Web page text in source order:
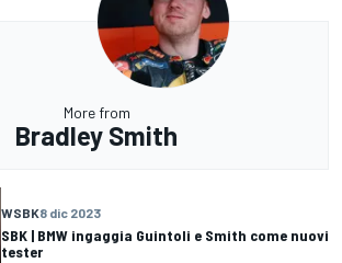
More from
Bradley Smith
WSBK8 dic 2023
SBK | BMW ingaggia Guintoli e Smith come nuovi
tester